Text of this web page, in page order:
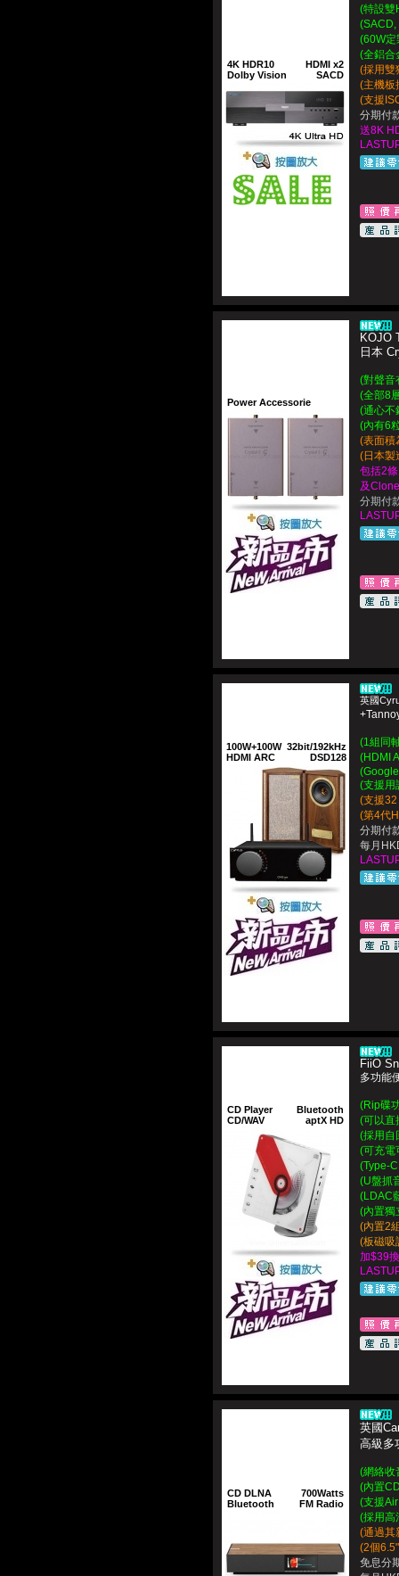
4K HDR10
Dolby Vision
HDMI x2
SACD
(特設雙
(60W定
(全鋁合
(採用雙
(主機板
(支援
分期付
送8K
Power Accessorie
KOJO
日本
(對聲音
(全部8
(通心不
(內有6
(表面積
(日本製
包括2
及
分期付
100W+100W
HDMI ARC
32bit/192kHz
DSD128
英國
(1組同
(HDMI
(支援用
(支援
(第4代
分期付
每月
CD Player
CD/WAV
Bluetooth
aptX HD
FiiO
多功能
(Rip碟
(可以直
(採用自
(可充電
(Type-
(U盤抓
(LDAC
(內置獨
(內置2
(板磁吸
加$39
CD DLNA
Bluetooth
700Watts
FM Radio
英國
高級多
(網絡收
(內置
(支援
(採用高
(通過其
(2個
免息分